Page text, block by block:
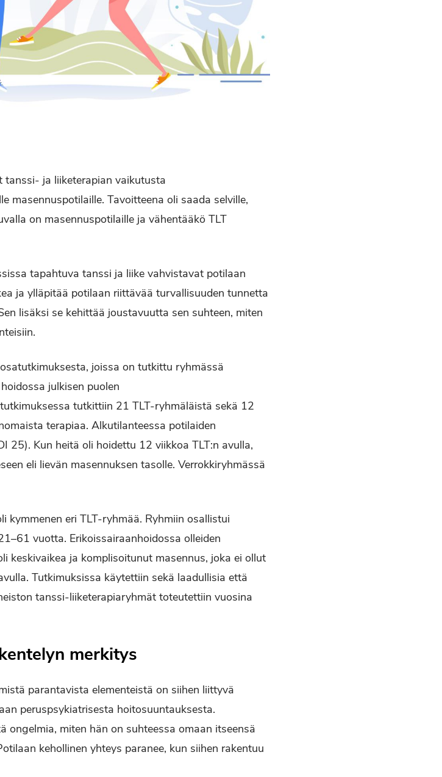
tanssi- ja liiketerapian vaikutusta
masennuspotilaille. Tavoitteena oli saada selville,
on masennuspotilaille ja vähentääkö TLT
tapahtuva tanssi ja liike vahvistavat potilaan
ja ylläpitää potilaan riittävää turvallisuuden tunnetta
lisäksi se kehittää joustavuutta sen suhteen, miten
joissa on tutkittu ryhmässä
julkisen puolen
tutkittiin 21 TLT-ryhmäläistä sekä 12
terapiaa. Alkutilanteessa potilaiden
25). Kun heitä oli hoidettu 12 viikkoa TLT:n avulla,
eli lievän masennuksen tasolle. Verrokkiryhmässä
eri TLT-ryhmää. Ryhmiin osallistui
vuotta. Erikoissairaanhoidossa olleiden
keskivaikea ja komplisoitunut masennus, joka ei ollut
Tutkimuksissa käytettiin sekä laadullisia että
tanssi-liiketerapiaryhmät toteutettiin vuosina
merkitys
parantavista elementeistä on siihen liittyvä
peruspsykiatrisesta hoitosuuntauksesta.
ongelmia, miten hän on suhteessa omaan itseensä
kehollinen yhteys paranee, kun siihen rakentuu